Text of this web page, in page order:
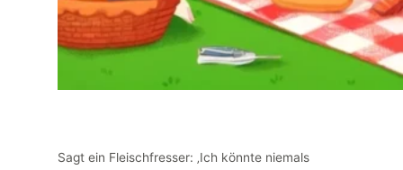
Sagt ein Fleischfresser: ‚Ich könnte niemals